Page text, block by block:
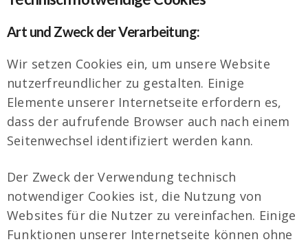
Art und Zweck der Verarbeitung:
Wir setzen Cookies ein, um unsere Website
nutzerfreundlicher zu gestalten. Einige
Elemente unserer Internetseite erfordern es,
dass der aufrufende Browser auch nach einem
Seitenwechsel identifiziert werden kann.
Der Zweck der Verwendung technisch
notwendiger Cookies ist, die Nutzung von
Websites für die Nutzer zu vereinfachen. Einige
Funktionen unserer Internetseite können ohne